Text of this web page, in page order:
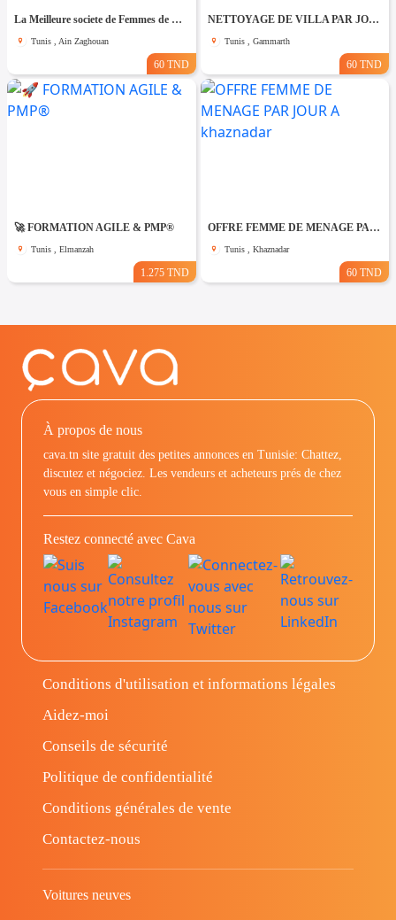
La Meilleure societe de Femmes de Ménage A Ain zaghouane
Tunis , Ain Zaghouan
60 TND
NETTOYAGE DE VILLA PAR JOUR A Gammarth
Tunis , Gammarth
60 TND
🚀 FORMATION AGILE & PMP®
Tunis , Elmanzah
1.275 TND
OFFRE FEMME DE MENAGE PAR JOUR A khaznadar
Tunis , Khaznadar
60 TND
À propos de nous
cava.tn site gratuit des petites annonces en Tunisie: Chattez,
discutez et négociez. Les vendeurs et acheteurs prés de chez
vous en simple clic.
Restez connecté avec Cava
Conditions d'utilisation et informations légales
Aidez-moi
Conseils de sécurité
Politique de confidentialité
Conditions générales de vente
Contactez-nous
Voitures neuves